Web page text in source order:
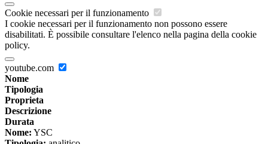
Cookie necessari per il funzionamento
I cookie necessari per il funzionamento non possono essere
disabilitati. È possibile consultare l'elenco nella pagina della cookie
policy.
youtube.com
Nome
Tipologia
Proprieta
Descrizione
Durata
Nome: YSC